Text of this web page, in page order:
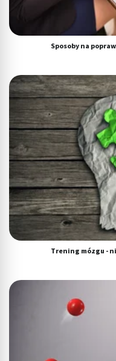
Sposoby na
Trening mózgu -